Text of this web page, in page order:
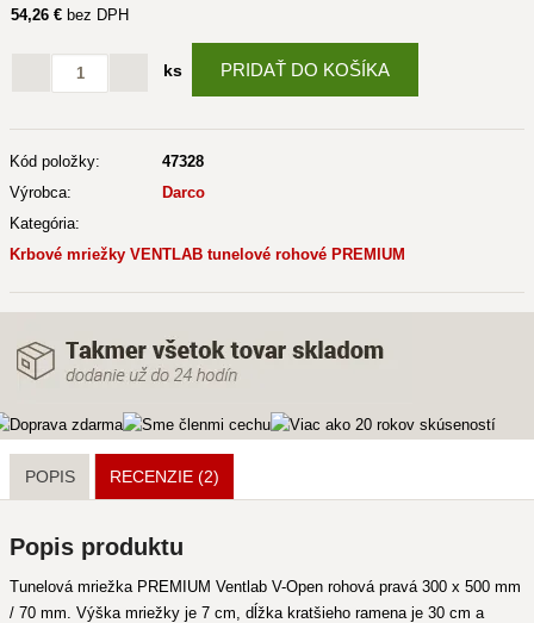
54,26 € bez DPH
ks PRIDAŤ DO KOŠÍKA
Kód položky:
47328
Výrobca:
Darco
Kategória:
Krbové mriežky VENTLAB tunelové rohové PREMIUM
POPIS RECENZIE (2)
Popis produktu
Tunelová mriežka PREMIUM Ventlab V-Open rohová pravá 300 x 500 mm
/ 70 mm. Výška mriežky je 7 cm, dĺžka kratšieho ramena je 30 cm a